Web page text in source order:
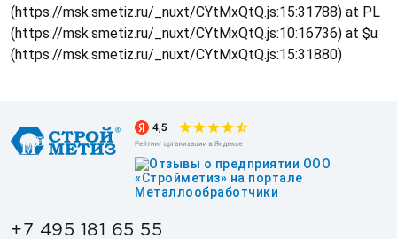
(https://msk.smetiz.ru/_nuxt/CYtMxQtQ.js:15:31788) at PL
(https://msk.smetiz.ru/_nuxt/CYtMxQtQ.js:10:16736) at $u
(https://msk.smetiz.ru/_nuxt/CYtMxQtQ.js:15:31880)
+7 495 181 65 55